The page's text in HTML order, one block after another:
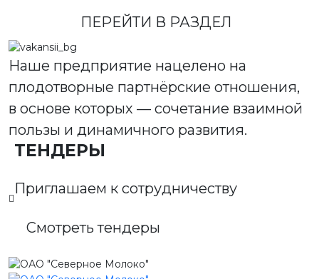
ПЕРЕЙТИ В РАЗДЕЛ
Наше предприятие нацелено на
плодотворные партнёрские отношения,
в основе которых — сочетание взаимной
пользы и динамичного развития.
ТЕНДЕРЫ
Приглашаем к сотрудничеству
Смотреть тендеры